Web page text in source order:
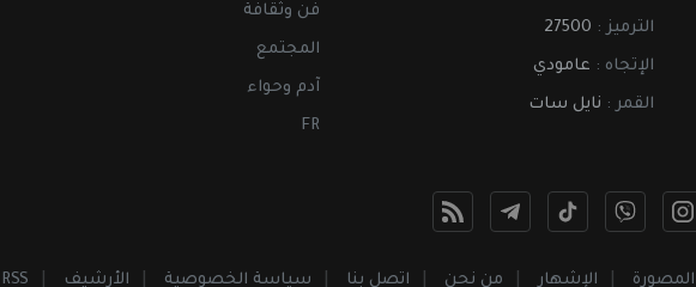
الترميز : 27500
الإتجاه : عامودي
القمر : نايل سات
فن وثقافة
المجتمع
آدم وحواء
FR
الإشهار من نحن اتصل بنا سياسة الخصوصية الأرشيف RSS